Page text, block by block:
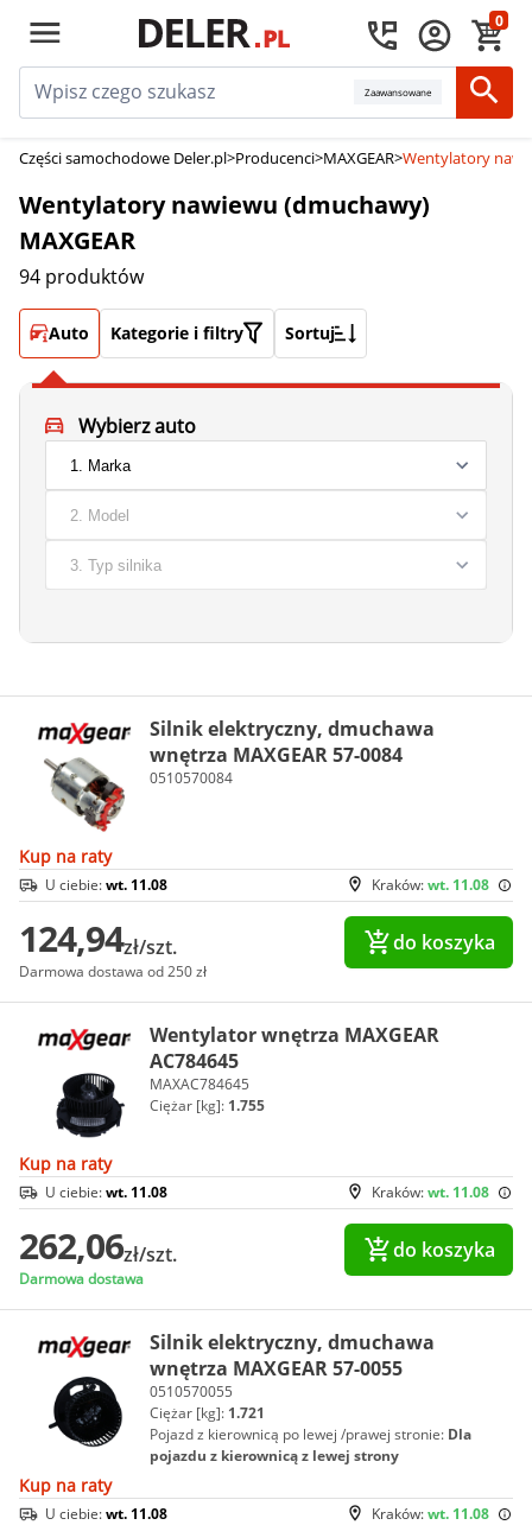
0
Zaawansowane
Części samochodowe Deler.pl>Producenci>MAXGEAR>Wentylatory
Wentylatory nawiewu (dmuchawy)
MAXGEAR
94 produktów
Auto Kategorie i filtry Sortuj
Wybierz auto
Silnik elektryczny, dmuchawa
wnętrza MAXGEAR 57-0084
0510570084
Kup na raty
Kraków:wt. 11.08
U ciebie:wt. 11.08
124,94zł/szt.
Darmowa dostawa od 250 zł
do koszyka
Wentylator wnętrza MAXGEAR
AC784645
MAXAC784645
Ciężar [kg]: 1.755
Kup na raty
Kraków:wt. 11.08
U ciebie:wt. 11.08
262,06zł/szt.
Darmowa dostawa
do koszyka
Silnik elektryczny, dmuchawa
wnętrza MAXGEAR 57-0055
0510570055
Ciężar [kg]: 1.721
Pojazd z kierownicą po lewej /prawej stronie: Dla
pojazdu z kierownicą z lewej strony
Kup na raty
Kraków:wt. 11.08
U ciebie:wt. 11.08